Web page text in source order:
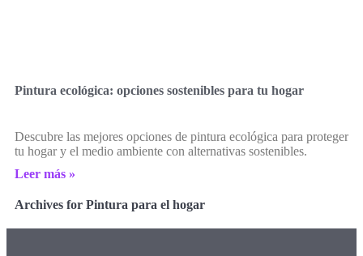
Pintura ecológica: opciones sostenibles para tu hogar
Descubre las mejores opciones de pintura ecológica para proteger
tu hogar y el medio ambiente con alternativas sostenibles.
Leer más »
Archives for Pintura para el hogar